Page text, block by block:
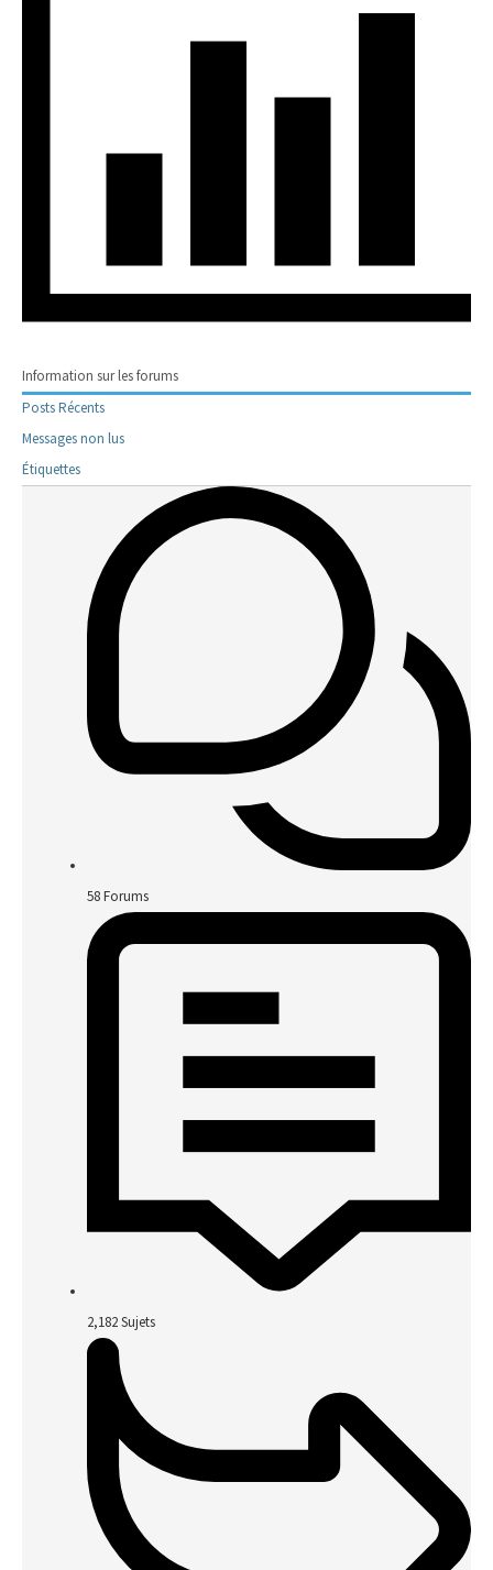
Information sur les forums
Posts Récents
Messages non lus
Étiquettes
58Forums
2,182Sujets